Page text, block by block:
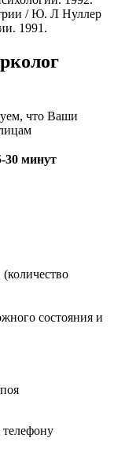
/ Ю. Л Нуллер
1991.
что Ваши
30 минут
состояния и